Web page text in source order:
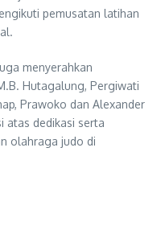
pemusatan latihan
menyerahkan
Hutagalung, Pergiwati
Prawoko dan Alexander
atas dedikasi serta
olahraga judo di